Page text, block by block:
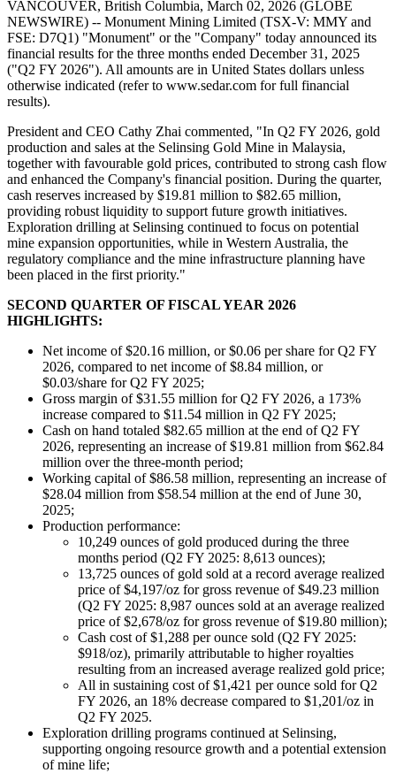
VANCOUVER, British Columbia, March 02, 2026 (GLOBE
NEWSWIRE) -- Monument Mining Limited (TSX-V: MMY and
FSE: D7Q1) "Monument" or the "Company" today announced its
financial results for the three months ended December 31, 2025
("Q2 FY 2026"). All amounts are in United States dollars unless
otherwise indicated (refer to www.sedar.com for full financial
results).
President and CEO Cathy Zhai commented, "In Q2 FY 2026, gold
production and sales at the Selinsing Gold Mine in Malaysia,
together with favourable gold prices, contributed to strong cash flow
and enhanced the Company's financial position. During the quarter,
cash reserves increased by $19.81 million to $82.65 million,
providing robust liquidity to support future growth initiatives.
Exploration drilling at Selinsing continued to focus on potential
mine expansion opportunities, while in Western Australia, the
regulatory compliance and the mine infrastructure planning have
been placed in the first priority."
SECOND QUARTER OF FISCAL YEAR 2026
HIGHLIGHTS:
Net income of $20.16 million, or $0.06 per share for Q2 FY
2026, compared to net income of $8.84 million, or
$0.03/share for Q2 FY 2025;
Gross margin of $31.55 million for Q2 FY 2026, a 173%
increase compared to $11.54 million in Q2 FY 2025;
Cash on hand totaled $82.65 million at the end of Q2 FY
2026, representing an increase of $19.81 million from $62.84
million over the three-month period;
Working capital of $86.58 million, representing an increase of
$28.04 million from $58.54 million at the end of June 30,
2025;
Production performance:
10,249 ounces of gold produced during the three
months period (Q2 FY 2025: 8,613 ounces);
13,725 ounces of gold sold at a record average realized
price of $4,197/oz for gross revenue of $49.23 million
(Q2 FY 2025: 8,987 ounces sold at an average realized
price of $2,678/oz for gross revenue of $19.80 million);
Cash cost of $1,288 per ounce sold (Q2 FY 2025:
$918/oz), primarily attributable to higher royalties
resulting from an increased average realized gold price;
All in sustaining cost of $1,421 per ounce sold for Q2
FY 2026, an 18% decrease compared to $1,201/oz in
Q2 FY 2025.
Exploration drilling programs continued at Selinsing,
supporting ongoing resource growth and a potential extension
of mine life;